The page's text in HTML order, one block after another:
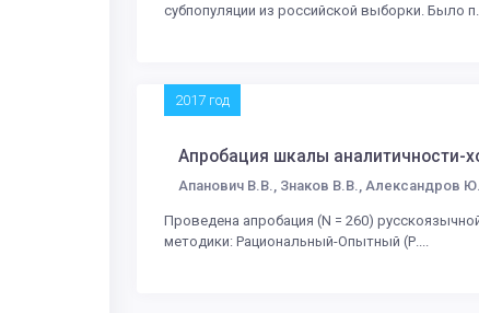
субпопуляции из российской выборки. Было п...
2017 год
Апробация шкалы аналитичности-
Апанович В.В., Знаков В.В., Александров
Проведена апробация (N = 260)
методики: Рациональный-Опытный (Р....